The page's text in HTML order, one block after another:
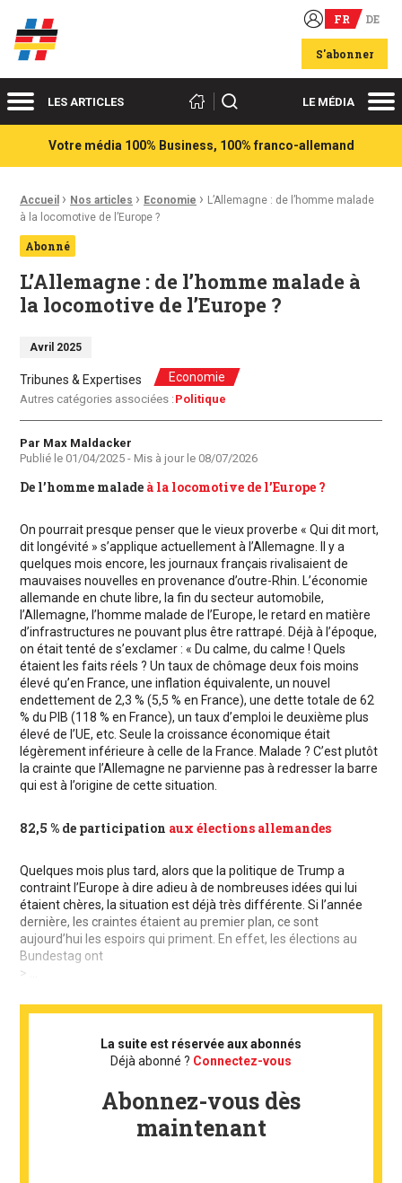
Acteurs du franco-allemand FR DE
S'abonner
MenuLES ARTICLES Rechercher LE MÉDIA
Votre média 100% Business, 100% franco-allemand
Fil d'Ariane :
Accueil › Nos articles › Economie › L’Allemagne : de l’homme malade
à la locomotive de l’Europe ?
Abonné
L’Allemagne : de l’homme malade à
la locomotive de l’Europe ?
Avril 2025
Tribunes & Expertises Economie
Autres catégories associées : Politique
Auteur
Par Max Maldacker
Publié le 01/04/2025 - Mis à jour le 08/07/2026
De l’homme malade à la locomotive de l’Europe ?
On pourrait presque penser que le vieux proverbe « Qui dit mort,
dit longévité » s’applique actuellement à l’Allemagne. Il y a
quelques mois encore, les journaux français rivalisaient de
mauvaises nouvelles en provenance d’outre-Rhin. L’économie
allemande en chute libre, la fin du secteur automobile,
l’Allemagne, l’homme malade de l’Europe, le retard en matière
d’infrastructures ne pouvant plus être rattrapé. Déjà à l’époque,
on était tenté de s’exclamer : « Du calme, du calme ! Quels
étaient les faits réels ? Un taux de chômage deux fois moins
élevé qu’en France, une inflation équivalente, un nouvel
endettement de 2,3 % (5,5 % en France), une dette totale de 62
% du PIB (118 % en France), un taux d’emploi le deuxième plus
élevé de l’UE, etc. Seule la croissance économique était
légèrement inférieure à celle de la France. Malade ? C’est plutôt
la crainte que l’Allemagne ne parvienne pas à redresser la barre
qui est à l’origine de cette situation.
82,5 % de participation aux élections allemandes
Quelques mois plus tard, alors que la politique de Trump a
contraint l’Europe à dire adieu à de nombreuses idées qui lui
étaient chères, la situation est déjà très différente. Si l’année
dernière, les craintes étaient au premier plan, ce sont
aujourd’hui les espoirs qui priment. En effet, les élections au
Bundestag ont
> ...
La suite est réservée aux abonnés
Déjà abonné ? Connectez-vous
Abonnez-vous dès
maintenant